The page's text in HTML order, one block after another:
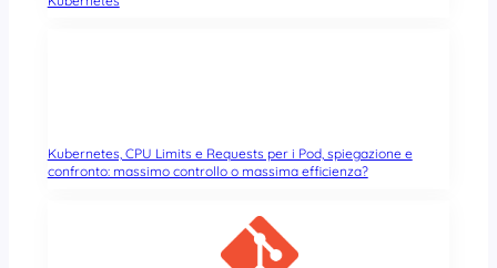
Kubernetes, CPU Limits e Requests per i Pod, spiegazione e
confronto: massimo controllo o massima efficienza?